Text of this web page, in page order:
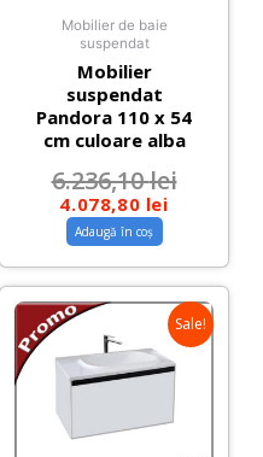
Mobilier de baie
suspendat
Mobilier
suspendat
Pandora 110 x 54
cm culoare alba
6.236,10lei
4.078,80 lei
Adaugă în coș
Sale!